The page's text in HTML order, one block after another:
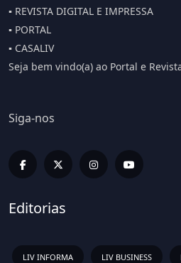
▪️ REVISTA DIGITAL E IMPRESSA
▪️ PORTAL
▪️ CASALIV
Seja bem vindo(a) ao Portal e
Siga-nos
Editorias
LIV INFORMA LIV BUSINESS